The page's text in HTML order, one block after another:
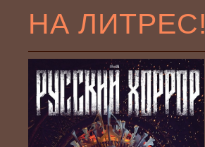
НА ЛИТРЕС!